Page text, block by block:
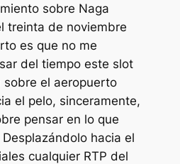
sobre Naga
treinta de noviembre
es que no me
del tiempo este slot
el aeropuerto
el pelo, sinceramente,
pensar en lo que
hacia el
cualquier RTP del